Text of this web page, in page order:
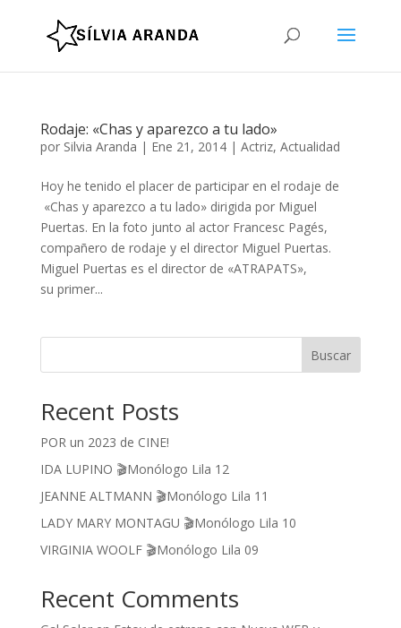
Rodaje: «Chas y aparezco a tu lado»
por Silvia Aranda | Ene 21, 2014| Actriz, Actualidad
Hoy he tenido el placer de participar en el rodaje de
«Chas y aparezco a tu lado» dirigida por Miguel
Puertas. En la foto junto al actor Francesc Pagés,
compañero de rodaje y el director Miguel Puertas.
Miguel Puertas es el director de «ATRAPATS»,
su primer...
Buscar
Recent Posts
POR un 2023 de CINE!
IDA LUPINO 🎬Monólogo Lila 12
JEANNE ALTMANN 🎬Monólogo Lila 11
LADY MARY MONTAGU 🎬Monólogo Lila 10
VIRGINIA WOOLF 🎬Monólogo Lila 09
Recent Comments